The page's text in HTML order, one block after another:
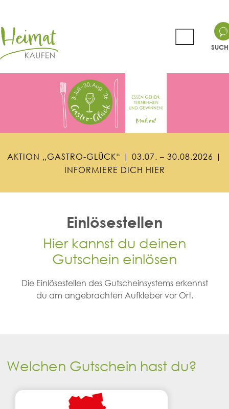
AKTION „GASTRO-GL ÜCK“ | 03.07. – 30.08.2026 |
INFORMIERE DICH HIER
Einlösestellen
Hier kannst du deinen
Gutschein einlösen
Die Einlösestellen des Gutscheinsystems erkennst
du am angebrachten Aufkleber vor Ort.
Welchen Gutschein hast du?